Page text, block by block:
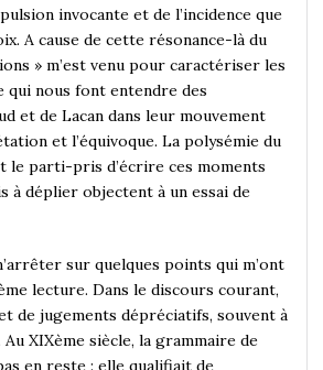
invocante et de l’incidence que
A cause de cette résonance-là du
» m’est venu pour caractériser les
qui nous font entendre des
et de Lacan dans leur mouvement
et l’équivoque. La polysémie du
le parti-pris d’écrire ces moments
à déplier objectent à un essai de
sur quelques points qui m’ont
lecture. Dans le discours courant,
de jugements dépréciatifs, souvent à
XIXème siècle, la grammaire de
en reste : elle qualifiait de